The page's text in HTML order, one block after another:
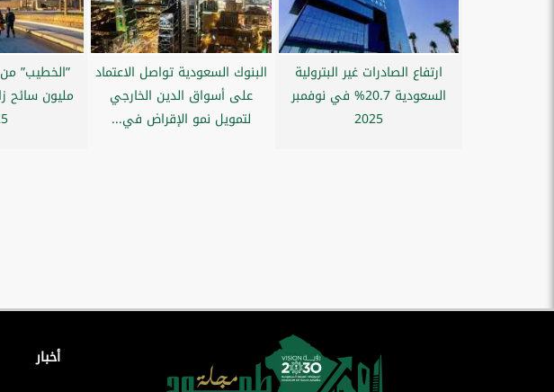
ارتفاع الصادرات غير البترولية
السعودية 20.7% في نوفمبر
2025
البنوك السعودية تواصل الاعتماد
على أسواق الدين الخارجي
لتمويل نمو الإقراض في...
مليون سائح
أخبار